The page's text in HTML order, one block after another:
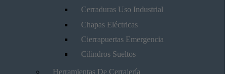
Cerraduras Uso Industrial
Chapas Eléctricas
Cierrapuertas Emergencia
Cilindros Sueltos
Herramientas De Cerrajería